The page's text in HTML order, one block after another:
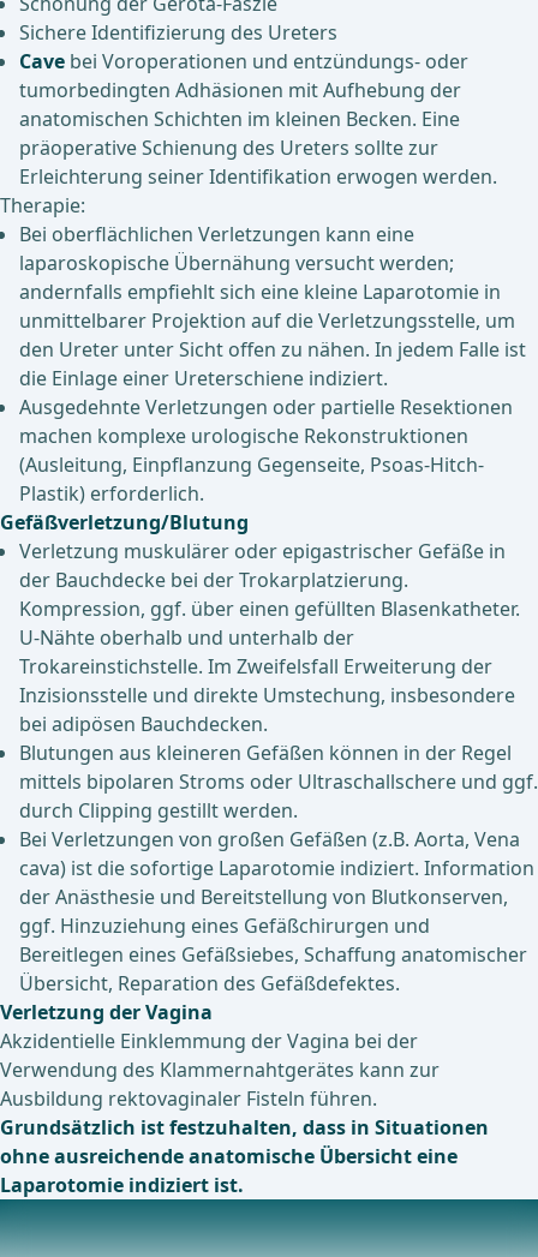
Sichere Identifizierung des Ureters
Cave bei Voroperationen und entzündungs- oder
tumorbedingten Adhäsionen mit Aufhebung der
anatomischen Schichten im kleinen Becken. Eine
präoperative Schienung des Ureters sollte zur
Erleichterung seiner Identifikation erwogen werden.
Therapie:
Bei oberflächlichen Verletzungen kann eine
laparoskopische Übernähung versucht werden;
andernfalls empfiehlt sich eine kleine Laparotomie in
unmittelbarer Projektion auf die Verletzungsstelle, um
den Ureter unter Sicht offen zu nähen. In jedem Falle ist
die Einlage einer Ureterschiene indiziert.
Ausgedehnte Verletzungen oder partielle Resektionen
machen komplexe urologische Rekonstruktionen
(Ausleitung, Einpflanzung Gegenseite, Psoas-Hitch-
Plastik) erforderlich.
Gefäßverletzung/Blutung
Verletzung muskulärer oder epigastrischer Gefäße in
der Bauchdecke bei der Trokarplatzierung.
Kompression, ggf. über einen gefüllten Blasenkatheter.
U-Nähte oberhalb und unterhalb der
Trokareinstichstelle. Im Zweifelsfall Erweiterung der
Inzisionsstelle und direkte Umstechung, insbesondere
bei adipösen Bauchdecken.
Blutungen aus kleineren Gefäßen können in der Regel
mittels bipolaren Stroms oder Ultraschallschere und ggf.
durch Clipping gestillt werden.
Bei Verletzungen von großen Gefäßen (z.B. Aorta, Vena
cava) ist die sofortige Laparotomie indiziert. Information
der Anästhesie und Bereitstellung von Blutkonserven,
ggf. Hinzuziehung eines Gefäßchirurgen und
Bereitlegen eines Gefäßsiebes, Schaffung anatomischer
Übersicht, Reparation des Gefäßdefektes.
Verletzung der Vagina
Akzidentielle Einklemmung der Vagina bei der
Verwendung des Klammernahtgerätes kann zur
Ausbildung rektovaginaler Fisteln führen.
Grundsätzlich ist festzuhalten, dass in Situationen
ohne ausreichende anatomische Übersicht eine
Laparotomie indiziert ist.
Postoperative Komplikationen